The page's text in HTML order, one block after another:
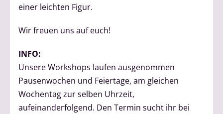
einer leichten Figur.
Wir freuen uns auf euch!
INFO:
Unsere Workshops laufen ausgenommen
Pausenwochen und Feiertage, am gleichen
Wochentag zur selben Uhrzeit,
aufeinanderfolgend. Den Termin sucht ihr bei